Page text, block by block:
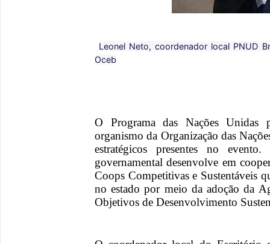
Leonel Neto, coordenador local PNUD
Oceb
O Programa das Nações
organismo da Organização das
estratégicos presentes no
governamental desenvolve em
Coops Competitivas e Sustentáveis
no estado por meio da adoção da
Objetivos de Desenvolvimento